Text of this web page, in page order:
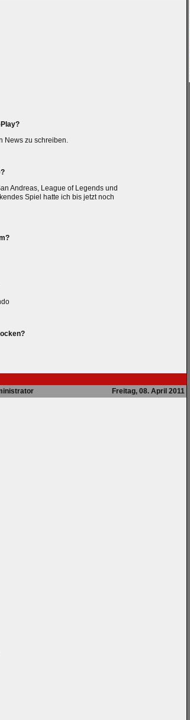
News zu schreiben.
Andreas, League of Legends und
Spiel hatte ich bis jetzt noch
Freitag, 08. April 2011